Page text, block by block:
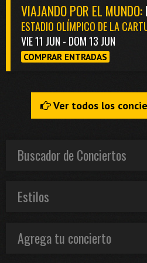
VIAJANDO POR EL MUNDO:
ESTADIO OLÍMPICO DE LA
VIE 11 JUN - DOM 13 JUN
COMPRAR ENTRADAS
Ver todos los
Buscador de Conciertos
Estilos
Agrega tu concierto